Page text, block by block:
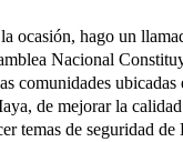
ocasión, hago un
Nacional
comunidades
de mejorar la
temas de seguridad